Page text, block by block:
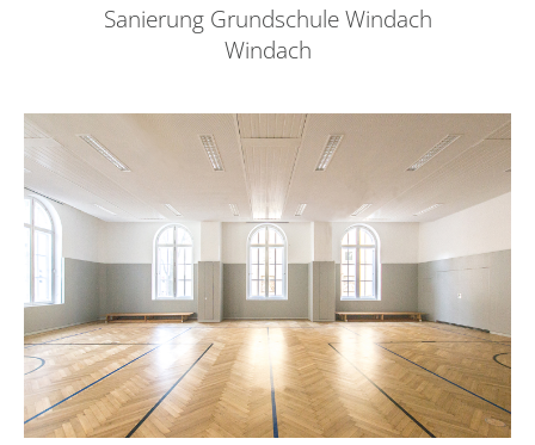
Sanierung Grundschule Windach
Windach